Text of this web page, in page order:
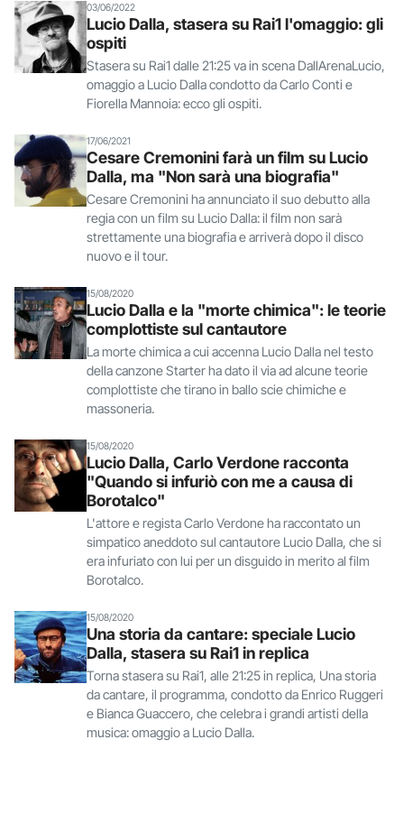
03/06/2022
Lucio Dalla, stasera su Rai1 l'omaggio: gli
ospiti
Stasera su Rai1 dalle 21:25 va in scena DallArenaLucio,
omaggio a Lucio Dalla condotto da Carlo Conti e
Fiorella Mannoia: ecco gli ospiti.
17/06/2021
Cesare Cremonini farà un film su Lucio
Dalla, ma "Non sarà una biografia"
Cesare Cremonini ha annunciato il suo debutto alla
regia con un film su Lucio Dalla: il film non sarà
strettamente una biografia e arriverà dopo il disco
nuovo e il tour.
15/08/2020
Lucio Dalla e la "morte chimica": le teorie
complottiste sul cantautore
La morte chimica a cui accenna Lucio Dalla nel testo
della canzone Starter ha dato il via ad alcune teorie
complottiste che tirano in ballo scie chimiche e
massoneria.
15/08/2020
Lucio Dalla, Carlo Verdone racconta
"Quando si infuriò con me a causa di
Borotalco"
L'attore e regista Carlo Verdone ha raccontato un
simpatico aneddoto sul cantautore Lucio Dalla, che si
era infuriato con lui per un disguido in merito al film
Borotalco.
15/08/2020
Una storia da cantare: speciale Lucio
Dalla, stasera su Rai1 in replica
Torna stasera su Rai1, alle 21:25 in replica, Una storia
da cantare, il programma, condotto da Enrico Ruggeri
e Bianca Guaccero, che celebra i grandi artisti della
musica: omaggio a Lucio Dalla.